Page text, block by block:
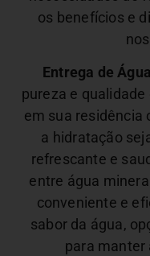
os benefícios e
Entrega de
pureza e
em sua residência
a hidratação
refrescante e
entre água
conveniente e
sabor da água,
para manter